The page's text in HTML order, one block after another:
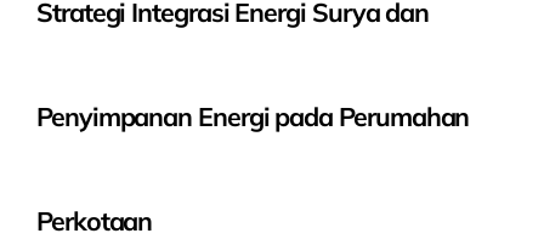
Strategi Integrasi Energi Surya dan
Penyimpanan Energi pada Perumahan
Perkotaan